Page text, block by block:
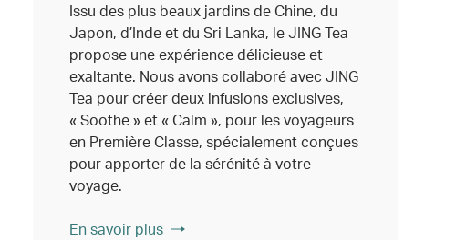
Issu des plus beaux jardins de Chine, du
Japon, d’Inde et du Sri Lanka, le JING Tea
propose une expérience délicieuse et
exaltante. Nous avons collaboré avec JING
Tea pour créer deux infusions exclusives,
« Soothe » et « Calm », pour les voyageurs
en Première Classe, spécialement conçues
pour apporter de la sérénité à votre
voyage.
En savoir plus